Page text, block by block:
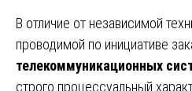
В отличие от независимой
проводимой по инициативе
телекоммуникационных
строго процессуальный